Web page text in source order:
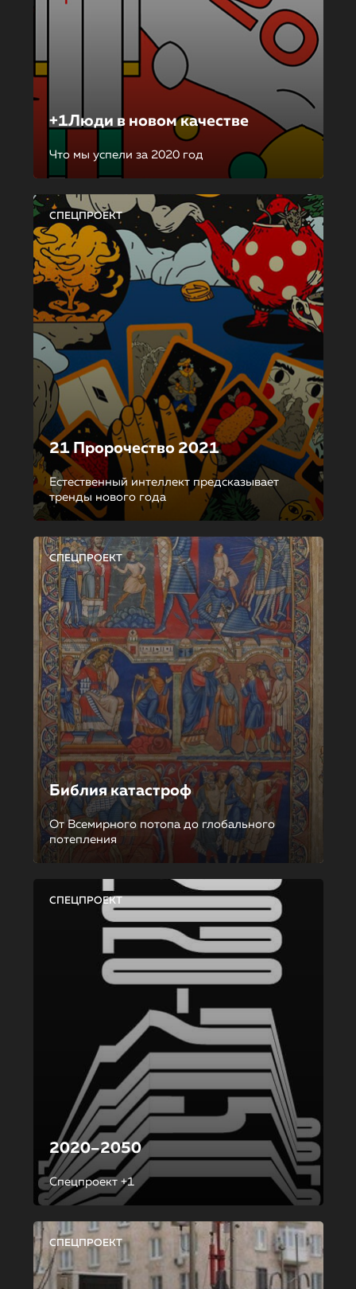
+1Люди в новом качестве
Что мы успели за 2020 год
СПЕЦПРОЕКТ
21 Пророчество 2021
Естественный интеллект предсказывает
тренды нового года
СПЕЦПРОЕКТ
Библия катастроф
От Всемирного потопа до глобального
потепления
СПЕЦПРОЕКТ
2020–2050
Спецпроект +1
СПЕЦПРОЕКТ